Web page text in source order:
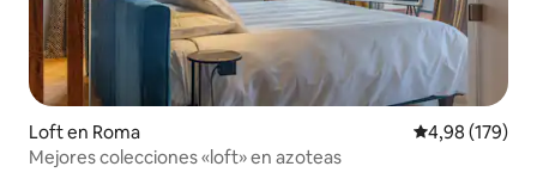
Loft en Roma Calificación
4,98 (179)
Mejores colecciones «loft» en azoteas